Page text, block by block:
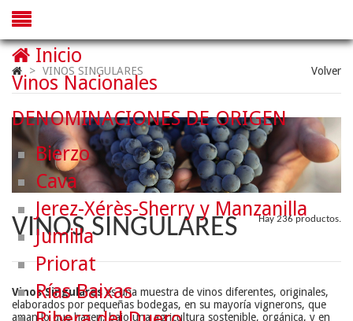
> VINOS SINGULARES Volver
VINOS SINGULARES Hay 236 productos.
Vinos Singulareses una muestra de vinos diferentes, originales,
elaborados por pequeñas bodegas, en su mayoría vignerons, que
aman lo que hacen, bajo una agricultura sostenible, orgánica, y en
Inicio
Vinos Nacionales
DENOMINACIONES DE ORIGEN
Bierzo
Cava
Jerez-Xérès-Sherry y Manzanilla
Jumilla
Priorat
Rías Baixas